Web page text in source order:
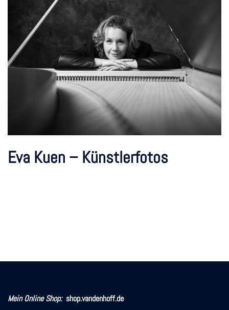
Eva Kuen – Künstlerfotos
Mein Online Shop: shop.vandenhoff.de